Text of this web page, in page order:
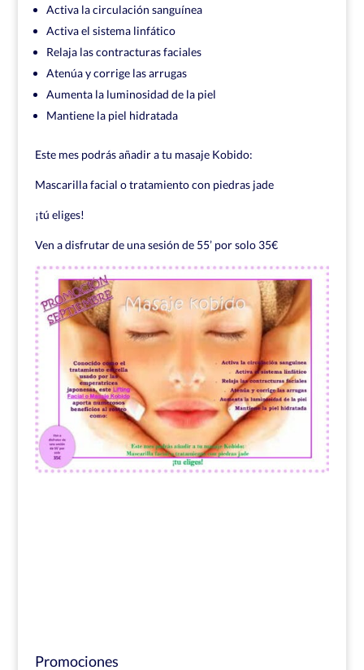
Activa la circulación sanguínea
Activa el sistema linfático
Relaja las contracturas faciales
Atenúa y corrige las arrugas
Aumenta la luminosidad de la piel
Mantiene la piel hidratada
Este mes podrás añadir a tu masaje Kobido:
Mascarilla facial o tratamiento con piedras jade
¡tú eliges!
Ven a disfrutar de una sesión de 55’ por solo 35€
Promociones